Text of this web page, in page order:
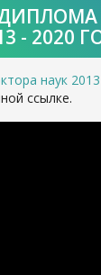
- 2020
наук
ссылке.